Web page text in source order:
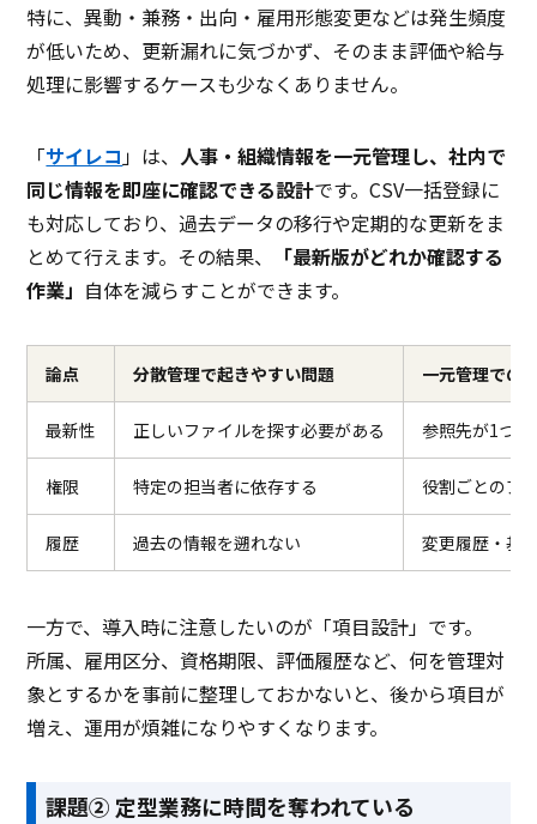
特に、異動・兼務・出向・雇用形態変更などは発生頻度
が低いため、更新漏れに気づかず、そのまま評価や給与
処理に影響するケースも少なくありません。
「サイレコ 」は、 人事・組織情報を一元管理し、社内で
同じ情報を即座に確認できる設計です。CSV一括登録に
も対応しており、過去データの移行や定期的な更新をま
とめて行えます。その結果、
「最新版がどれか確認する
作業」 自体を減らすことができます。
論点 分散管理で起きやすい問題 一元管理での
最新性 正しいファイルを探す必要がある 参照先が1つ
権限 特定の担当者に依存する 役割ごとのア
履歴 過去の情報を遡れない 変更履歴・基
一方で、導入時に注意したいのが「項目設計」です。
所属、雇用区分、資格期限、評価履歴など、何を管理対
象とするかを事前に整理しておかないと、後から項目が
増え、運用が煩雑になりやすくなります。
課題② 定型業務に時間を奪われている